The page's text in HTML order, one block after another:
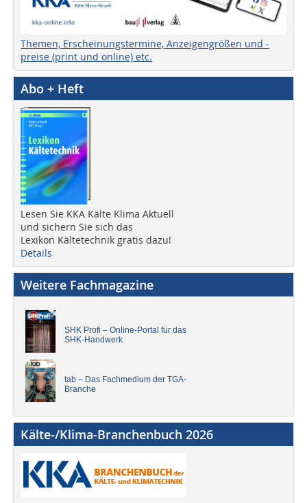
Themen, Erscheinungstermine, Anzeigengrößen und -
preise (print und online) etc.
Abo + Heft
Lesen Sie KKA Kälte Klima Aktuell
und sichern Sie sich das
Lexikon Kältetechnik gratis dazu!
Details
Weitere Fachmagazine
SHK Profi – Online-Portal für das
SHK-Handwerk
tab – Das Fachmedium der TGA-
Branche
Kälte-/Klima-Branchenbuch 2026